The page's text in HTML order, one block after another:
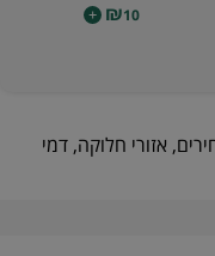
₪10
+
אזורי חלוקה, דמי